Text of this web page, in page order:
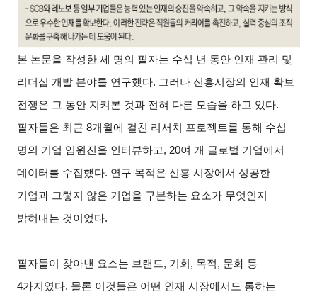
본 논문을 작성한 세 명의 필자는 수십 년 동안 인재 관리 및
리더십 개발 분야를 연구했다. 그러나 신흥시장의 인재 확보
전쟁은 그 동안 지켜본 것과 전혀 다른 모습을 하고 있다.
필자들은 최근 8개월에 걸친 리서치 프로젝트를 통해 수십
명의 기업 임원진을 인터뷰하고, 20여 개 글로벌 기업에서
데이터를 수집했다. 연구 목적은 신흥 시장에서 성공한
기업과 그렇지 않은 기업을 구분하는 요소가 무엇인지
밝혀내는 것이었다.
필자들이 찾아낸 요소는 브랜드, 기회, 목적, 문화 등
4가지였다. 물론 이것들은 어떤 인재 시장에서도 통하는